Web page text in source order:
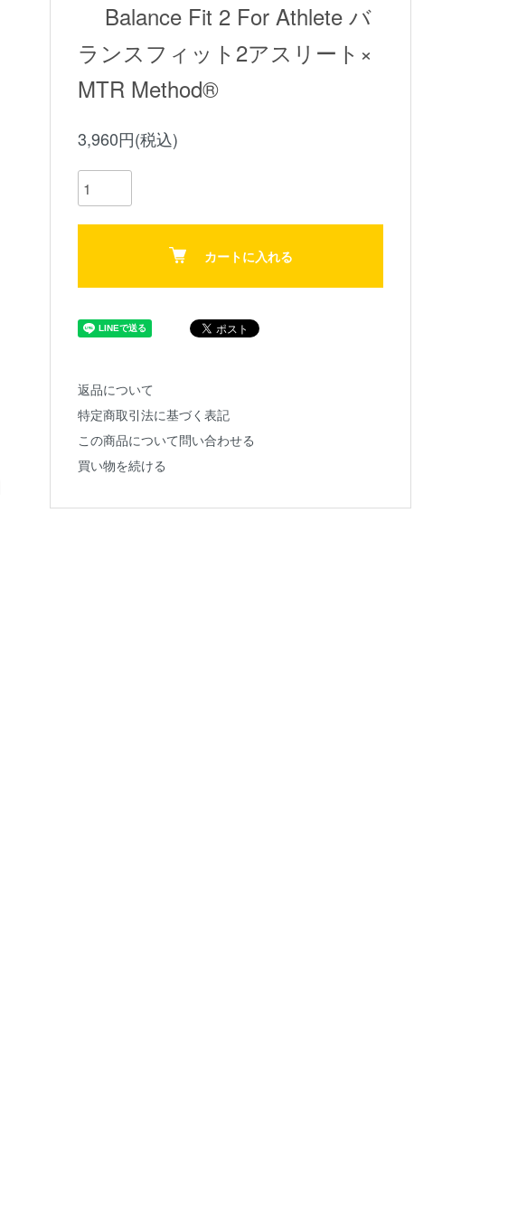
Balance Fit 2 For Athlete バ
ランスフィット2アスリート×
MTR Method®︎
3,960円(税込)
カートに入れる
返品について
特定商取引法に基づく表記
この商品について問い合わせる
買い物を続ける